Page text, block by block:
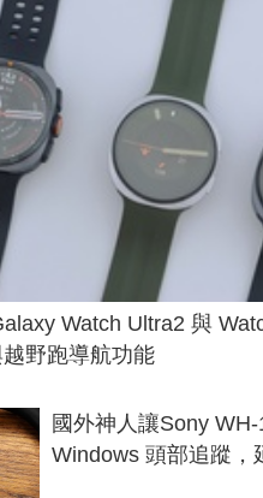
Watch Ultra2 與
野跑導航功能
國外神人讓Sony
Windows 頭部追蹤，